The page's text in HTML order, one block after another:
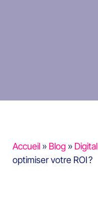
Accueil » Blog » Digital
optimiser votre ROI ?